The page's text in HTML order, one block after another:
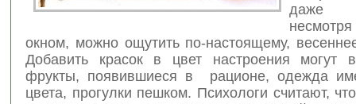
даже
окном, можно ощутить по-настоящему,
Добавить красок в цвет настроения могут
фрукты, появившиеся в рационе, одежда
цвета, прогулки пешком. Психологи считают,